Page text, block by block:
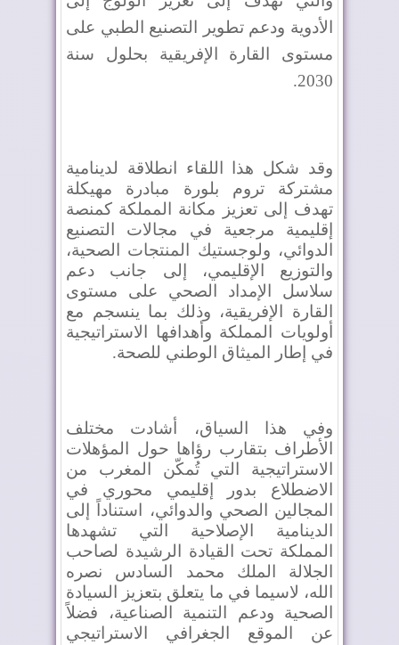
الأدوية ودعم تطوير التصنيع الطبي على
مستوى القارة الإفريقية بحلول سنة
2030
.
وقد شكل هذا اللقاء انطلاقة لدينامية
مشتركة تروم بلورة مبادرة مهيكلة
تهدف إلى تعزيز مكانة المملكة كمنصة
إقليمية مرجعية في مجالات التصنيع
الدوائي، ولوجستيك المنتجات الصحية،
والتوزيع الإقليمي، إلى جانب دعم
سلاسل الإمداد الصحي على مستوى
القارة الإفريقية، وذلك بما ينسجم مع
أولويات المملكة وأهدافها الاستراتيجية
في إطار الميثاق الوطني للصحة.
وفي هذا السياق، أشادت مختلف
الأطراف بتقارب رؤاها حول المؤهلات
الاستراتيجية التي تُمكّن المغرب من
الاضطلاع بدور إقليمي محوري في
المجالين الصحي والدوائي، استناداً إلى
الدينامية الإصلاحية التي تشهدها
المملكة تحت القيادة الرشيدة لصاحب
الجلالة الملك محمد السادس نصره
الله، لاسيما في ما يتعلق بتعزيز السيادة
الصحية ودعم التنمية الصناعية، فضلاً
عن الموقع الجغرافي الاستراتيجي